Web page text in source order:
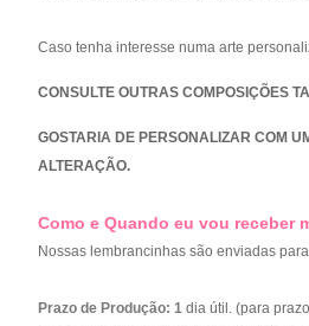
Caso tenha interesse numa arte
CONSULTE OUTRAS COMPOSIÇÕES
GOSTARIA DE PERSONALIZAR COM
ALTERAÇÃO.
Como e Quando eu vou receber
Nossas lembrancinhas são enviadas
Prazo de Produção: 1 dia útil. (para